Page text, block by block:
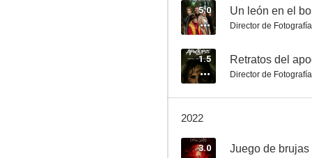
El monte
--
5.0 Un león en el
Director de Fotografía
1.5 Retratos del
Director de Fotografía
2022
3.0 Juego de brujas